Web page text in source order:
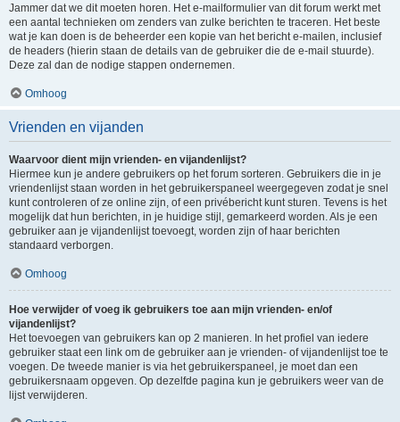
Jammer dat we dit moeten horen. Het e-mailformulier van dit forum werkt met
een aantal technieken om zenders van zulke berichten te traceren. Het beste
wat je kan doen is de beheerder een kopie van het bericht e-mailen, inclusief
de headers (hierin staan de details van de gebruiker die de e-mail stuurde).
Deze zal dan de nodige stappen ondernemen.
Omhoog
Vrienden en vijanden
Waarvoor dient mijn vrienden- en vijandenlijst?
Hiermee kun je andere gebruikers op het forum sorteren. Gebruikers die in je
vriendenlijst staan worden in het gebruikerspaneel weergegeven zodat je snel
kunt controleren of ze online zijn, of een privébericht kunt sturen. Tevens is het
mogelijk dat hun berichten, in je huidige stijl, gemarkeerd worden. Als je een
gebruiker aan je vijandenlijst toevoegt, worden zijn of haar berichten
standaard verborgen.
Omhoog
Hoe verwijder of voeg ik gebruikers toe aan mijn vrienden- en/of
vijandenlijst?
Het toevoegen van gebruikers kan op 2 manieren. In het profiel van iedere
gebruiker staat een link om de gebruiker aan je vrienden- of vijandenlijst toe te
voegen. De tweede manier is via het gebruikerspaneel, je moet dan een
gebruikersnaam opgeven. Op dezelfde pagina kun je gebruikers weer van de
lijst verwijderen.